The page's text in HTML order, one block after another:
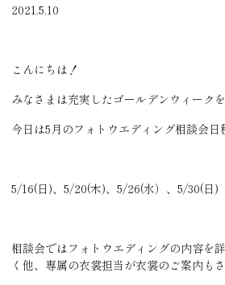
2021.5.10
こんにちは！
みなさまは充実したゴールデンウィーク
今日は5月のフォトウエディング相談会日
5/16(日)、5/20(木)、5/26(水）、5/30(日)
相談会ではフォトウエディングの内容を
く他、専属の衣裳担当が衣裳のご案内も